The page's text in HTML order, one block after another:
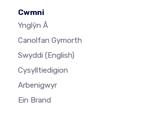
Cwmni
Ynglŷn Â
Canolfan Gymorth
Swyddi (English)
Cysylltiedigion
Arbenigwyr
Ein Brand